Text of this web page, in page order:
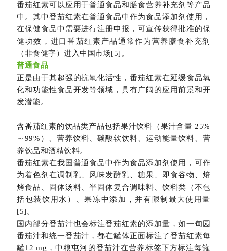
番茄红素可以应用于普通食品和膳食营养补充剂等产品
中。其中番茄红素在普通食品中作为食品添加剂使用，
在保健食品中需要进行注册申报，可宣传获得批准的保
健功效，进口番茄红素产品通常作为营养膳食补充剂
（非食健字）进入中国市场[5]。
普通食品
正是由于其超强的抗氧化活性，番茄红素在延缓食品氧
化和功能性食品开发等领域，具有广阔的应用前景和开
发潜能。
含番茄红素的饮品类产品包括果汁饮料（果汁含量 25%
～99%）、营养饮料、碳酸软饮料、运动能量饮料、营
养饮品和酒精饮料。
番茄红素在我国普通食品中作为食品添加剂使用，可作
为着色剂在调制乳、风味发酵乳、糖果、即食谷物、焙
烤食品、固体汤料、半固体复合调味料、饮料类（不包
括包装饮用水）、果冻中添加，并有限制最大使用量
[5]。
国内部分番茄汁也会标注番茄红素的添加量，如一甸园
番茄汁和统一番茄汁，都在罐体正面标注了番茄红素每
罐12 mg，中粮屯河的番茄汁在营养标签下方标注每罐